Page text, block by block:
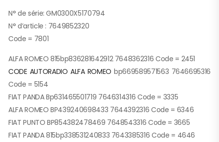
N° de série: GM0300X5170794
N° d’article : 7649852320
Code = 7801
ALFA ROMEO 815bp836281642912 7648362316 Code = 2451
CODE AUTORADIO ALFA ROMEO bp669589571563 7646695316
Code = 5154
FIAT PANDA Bp631465501719 7646314316 Code = 3335
ALFA ROMEO BP439240698433 7644392316 Code = 6346
FIAT PUNTO BP854382478469 7648543316 Code = 3665
FIAT PANDA 815bp338531240833 7643385316 Code = 4646